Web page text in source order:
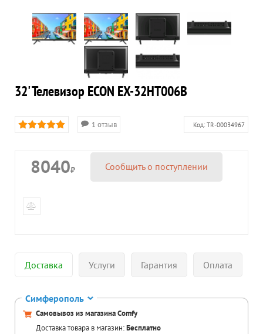
32' Телевизор ECON EX-32HT006B
1 отзыв Код: TR-00034967
8040₽ Сообщить о поступлении
Доставка Услуги Гарантия Оплата
Симферополь
Самовывоз из магазина Comfy
Доставка товара в магазин:Бесплатно